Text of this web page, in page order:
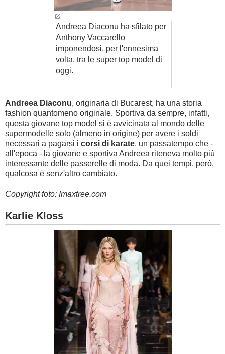
Andreea Diaconu ha sfilato per
Anthony Vaccarello
imponendosi, per l'ennesima
volta, tra le super top model di
oggi.
Andreea Diaconu, originaria di Bucarest, ha una storia
fashion quantomeno originale. Sportiva da sempre, infatti,
questa giovane top model si è avvicinata al mondo delle
supermodelle solo (almeno in origine) per avere i soldi
necessari a pagarsi i corsi di karate, un passatempo che -
all'epoca - la giovane e sportiva Andreea riteneva molto più
interessante delle passerelle di moda. Da quei tempi, però,
qualcosa è senz'altro cambiato.
Copyright foto: Imaxtree.com
Karlie Kloss